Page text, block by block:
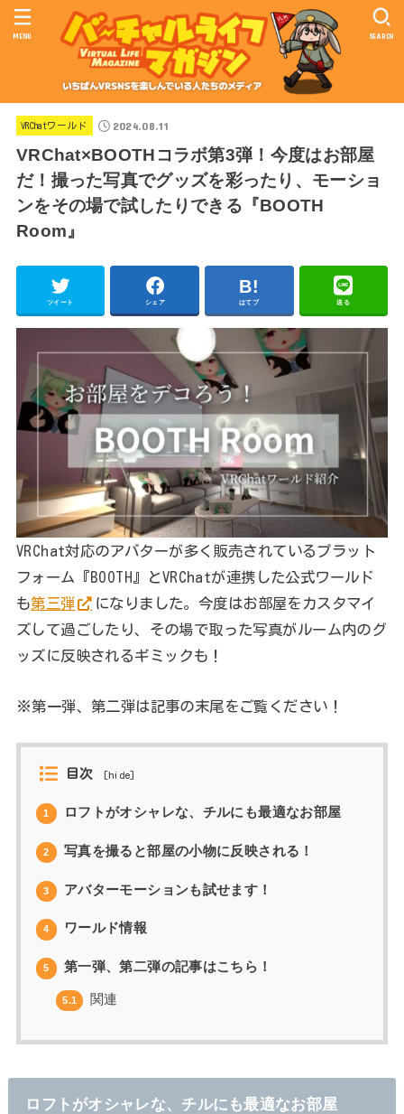
SEARCH
MENU
VRChatワールド 2024.08.11
VRChat×BOOTHコラボ第3弾！今度はお部屋
だ！撮った写真でグッズを彩ったり、モーショ
ンをその場で試したりできる『BOOTH
Room』
ツイート シェア はてブ 送る
VRChat対応のアバターが多く販売されているプラット
フォーム『BOOTH』とVRChatが連携した公式ワールド
も第三弾
になりました。今度はお部屋をカスタマイ
ズして過ごしたり、その場で取った写真がルーム内のグ
ッズに反映されるギミックも！
※第一弾、第二弾は記事の末尾をご覧ください！
目次 [hide]
1 ロフトがオシャレな、チルにも最適なお部屋
2 写真を撮ると部屋の小物に反映される！
3 アバターモーションも試せます！
4 ワールド情報
5 第一弾、第二弾の記事はこちら！
5.1 関連
ロフトがオシャレな、チルにも最適なお部屋